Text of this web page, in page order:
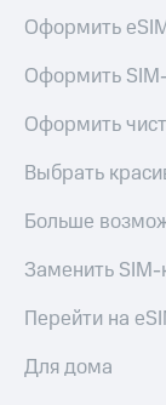
Оформить
Оформить
Оформить
Выбрать
Больше
Заменить SIM-
Перейти на
Для дома